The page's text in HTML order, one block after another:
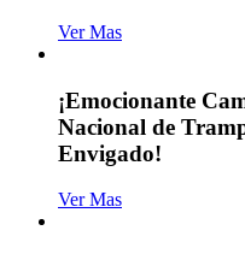
Ver Mas
¡Emocionante
Nacional de
Envigado!
Ver Mas